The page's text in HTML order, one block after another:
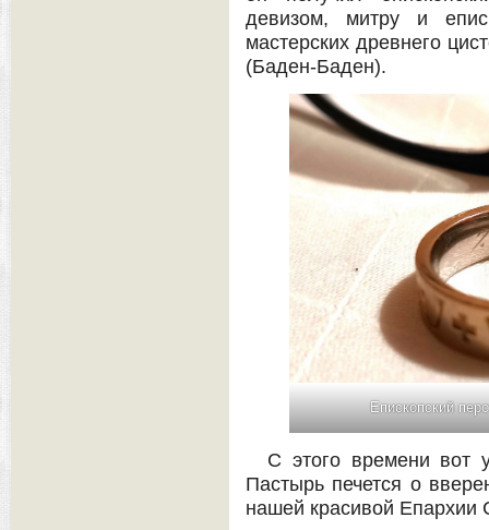
девизом, митру и
мастерских древнего
(Баден-Баден).
Епископский
С этого времени вот
Пастырь печется о
нашей красивой Епархии